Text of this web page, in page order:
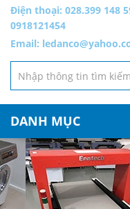
Điện thoại: 028.399 148
0918121454
Email:
DANH MỤC